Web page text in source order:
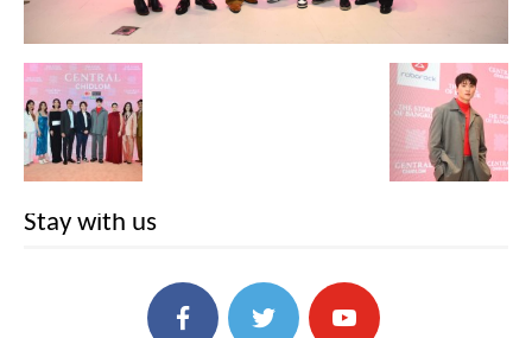
Stay with us